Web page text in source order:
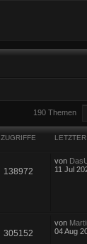
190 Themen
ZUGRIFFE
138972
von
11 Jul
305152
von
04 Aug